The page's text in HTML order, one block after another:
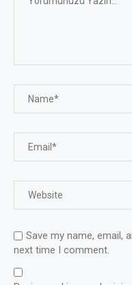
Save my name, email,
next time I comment.